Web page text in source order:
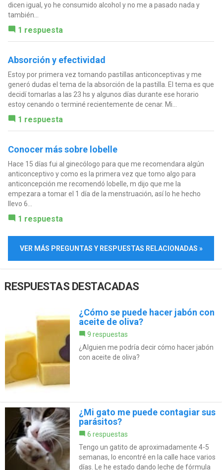
dicen igual, yo he consumido alcohol y no me a pasado nada y
también...
1 respuesta
Absorción y efectividad
Estoy por primera vez tomando pastillas anticonceptivas y me
generó dudas el tema de la absorción de la pastilla. El tema es que
decidí tomarlas a las 23 hs y algunos días durante ese horario
estoy cenando o terminé recientemente de cenar. Mi...
1 respuesta
Conocer más sobre lobelle
Hace 15 días fui al ginecólogo para que me recomendara algún
anticonceptivo y como es la primera vez que tomo algo para
anticoncepción me recomendó lobelle, m dijo que me la
empezara a tomar el 1 día de la menstruación, así lo he hecho
llevo 6...
1 respuesta
VER MÁS PREGUNTAS Y RESPUESTAS RELACIONADAS »
RESPUESTAS DESTACADAS
¿Cómo se puede hacer jabón con
aceite de oliva?
9 respuestas
¿Alguien me podría decir cómo hacer jabón
con aceite de oliva?
¿Mi gato me puede contagiar sus
parásitos?
6 respuestas
Tengo un gatito de aproximadamente 4-5
semanas, lo encontré en la calle hace varios
días. Le he estado dando leche de fórmula